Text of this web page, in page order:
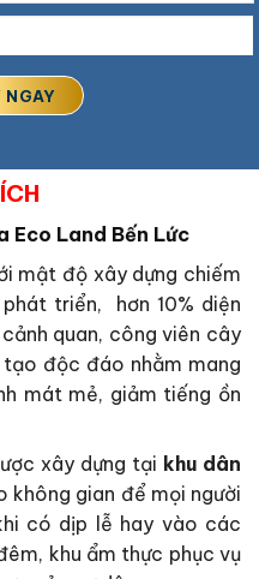
Eco Land Bến Lức
mật độ xây dựng chiếm
triển, hơn 10% diện
quan, công viên cây
độc đáo nhằm mang
mát mẻ, giảm tiếng ồn
xây dựng tại khu dân
không gian để mọi người
có dịp lễ hay vào các
khu ẩm thực phục vụ